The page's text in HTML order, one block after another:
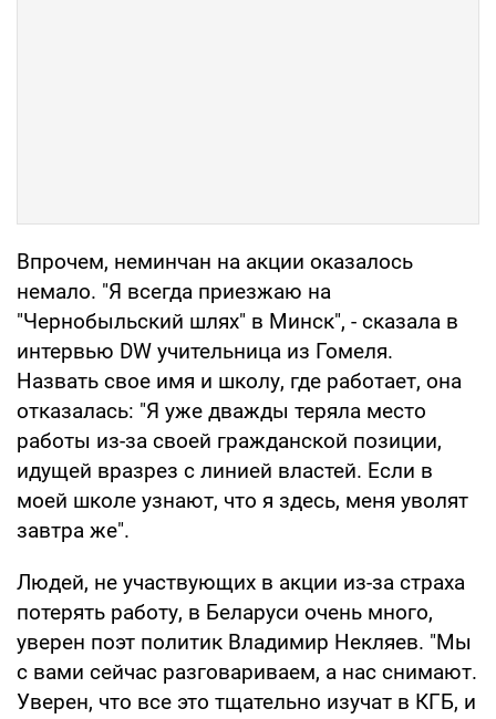
Впрочем, неминчан на акции оказалось
немало. "Я всегда приезжаю на
"Чернобыльский шлях" в Минск", - сказала в
интервью DW учительница из Гомеля.
Назвать свое имя и школу, где работает, она
отказалась: "Я уже дважды теряла место
работы из-за своей гражданской позиции,
идущей вразрез с линией властей. Если в
моей школе узнают, что я здесь, меня уволят
завтра же".
Людей, не участвующих в акции из-за страха
потерять работу, в Беларуси очень много,
уверен поэт политик Владимир Некляев. "Мы
с вами сейчас разговариваем, а нас снимают.
Уверен, что все это тщательно изучат в КГБ, и